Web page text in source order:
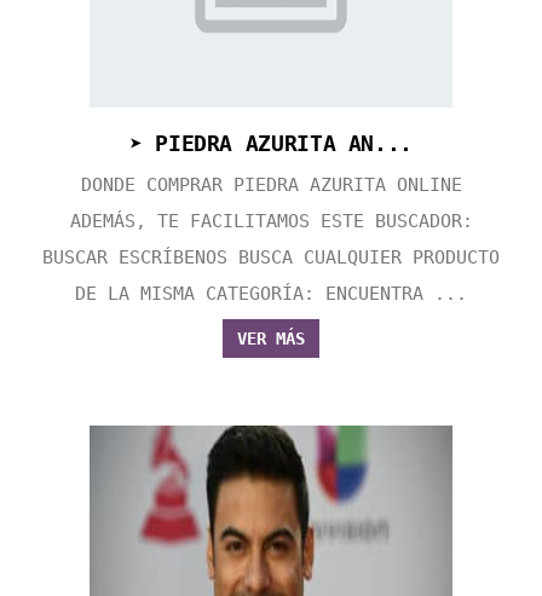
➤ PIEDRA AZURITA AN...
DONDE COMPRAR PIEDRA AZURITA ONLINE
ADEMÁS, TE FACILITAMOS ESTE BUSCADOR:
BUSCAR ESCRÍBENOS BUSCA CUALQUIER PRODUCTO
DE LA MISMA CATEGORÍA: ENCUENTRA ...
VER MÁS